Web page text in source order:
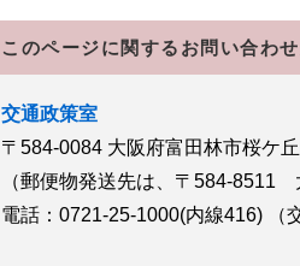
このページに関するお問い合わ
交通政策室
〒584-0084 大阪府富田林市桜ケ
（郵便物発送先は、〒584-8511
電話：0721-25-1000(内線416)
（